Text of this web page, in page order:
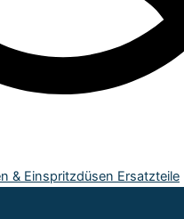
& Einspritzdüsen Ersatzteile